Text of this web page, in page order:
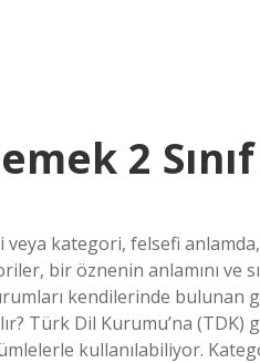
2 Sınıf
veya kategori, felsefi
bir öznenin anlamını ve
kendilerinde bulunan
Türk Dil Kurumu’na
kullanılabiliyor.